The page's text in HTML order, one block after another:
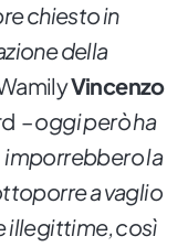
chiesto in
della
Vincenzo
–oggi però ha
imporrebbero la
a vaglio
illegittime, così